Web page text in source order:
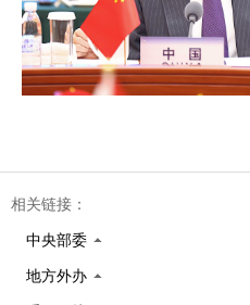
相关链接：
中央部委
地方外办